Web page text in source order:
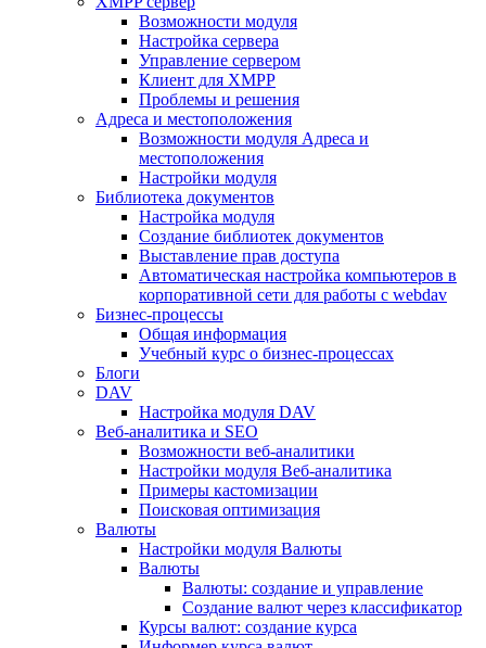
Возможности модуля
Настройка сервера
Управление сервером
Клиент для XMPP
Проблемы и решения
Адреса и местоположения
Возможности модуля Адреса и
местоположения
Настройки модуля
Библиотека документов
Настройка модуля
Создание библиотек документов
Выставление прав доступа
Автоматическая настройка компьютеров в
корпоративной сети для работы с webdav
Бизнес-процессы
Общая информация
Учебный курс о бизнес-процессах
Блоги
DAV
Настройка модуля DAV
Веб-аналитика и SEO
Возможности веб-аналитики
Настройки модуля Веб-аналитика
Примеры кастомизации
Поисковая оптимизация
Валюты
Настройки модуля Валюты
Валюты
Валюты: создание и управление
Создание валют через классификатор
Курсы валют: создание курса